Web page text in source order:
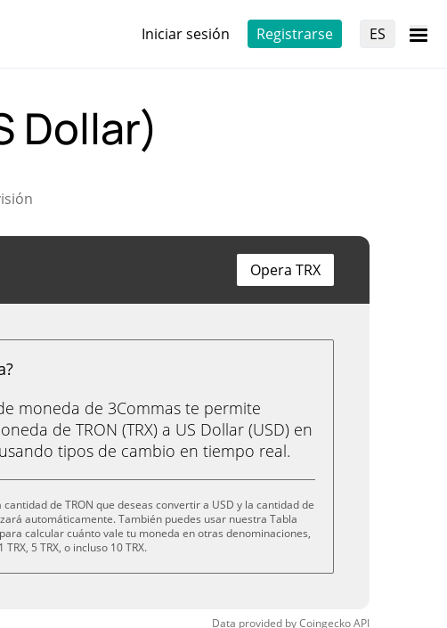
Iniciar sesión Registrarse ES
Dollar)
Opera TRX
moneda de 3Commas te permite
de TRON (TRX) a US Dollar (USD) en
tipos de cambio en tiempo real.
de TRON que deseas convertir a USD y la cantidad de
automáticamente. También puedes usar nuestra Tabla
calcular cuánto vale tu moneda en otras denominaciones,
TRX, 5 TRX, o incluso 10 TRX.
Data provided byCoingeckoAPI